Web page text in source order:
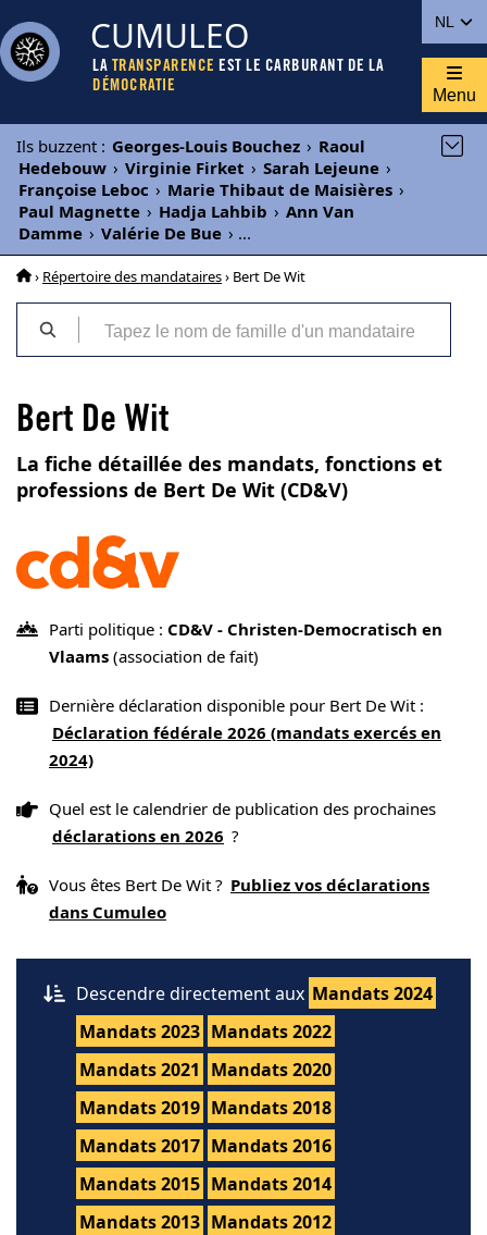
NL
CUMULEO
LA TRANSPARENCE EST LE CARBURANT DE LA
DÉMOCRATIE
Menu
Ils buzzent : Georges-Louis Bouchez › Raoul
Hedebouw › Virginie Firket › Sarah Lejeune ›
Françoise Leboc › Marie Thibaut de Maisières ›
Paul Magnette › Hadja Lahbib › Ann Van
Damme › Valérie De Bue › ...
› Répertoire des mandataires› Bert De Wit
Bert De Wit
La fiche détaillée des mandats, fonctions et
professions de Bert De Wit (CD&V)
Parti politique : CD&V - Christen-Democratisch en
Vlaams (association de fait)
Dernière déclaration disponible pour Bert De Wit :
Déclaration fédérale 2026 (mandats exercés en
2024)
Quel est le calendrier de publication des prochaines
déclarations en 2026 ?
Vous êtes Bert De Wit ? Publiez vos déclarations
dans Cumuleo
Descendre directement aux Mandats 2024
Mandats 2023 Mandats 2022
Mandats 2021 Mandats 2020
Mandats 2019 Mandats 2018
Mandats 2017 Mandats 2016
Mandats 2015 Mandats 2014
Mandats 2013 Mandats 2012